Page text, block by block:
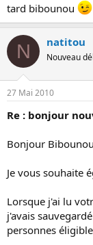
tard bibounou
N natitou
Nouveau
27 Mai 2010
Re : bonjour
Bonjour
Je vous souhaite
Lorsque j'ai lu
j'avais
personnes